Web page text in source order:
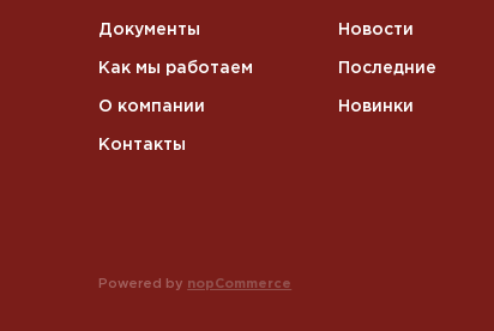
Документы
Как мы работаем
О компании
Контакты
Новости
Последние
Новинки
Powered by nopCommerce